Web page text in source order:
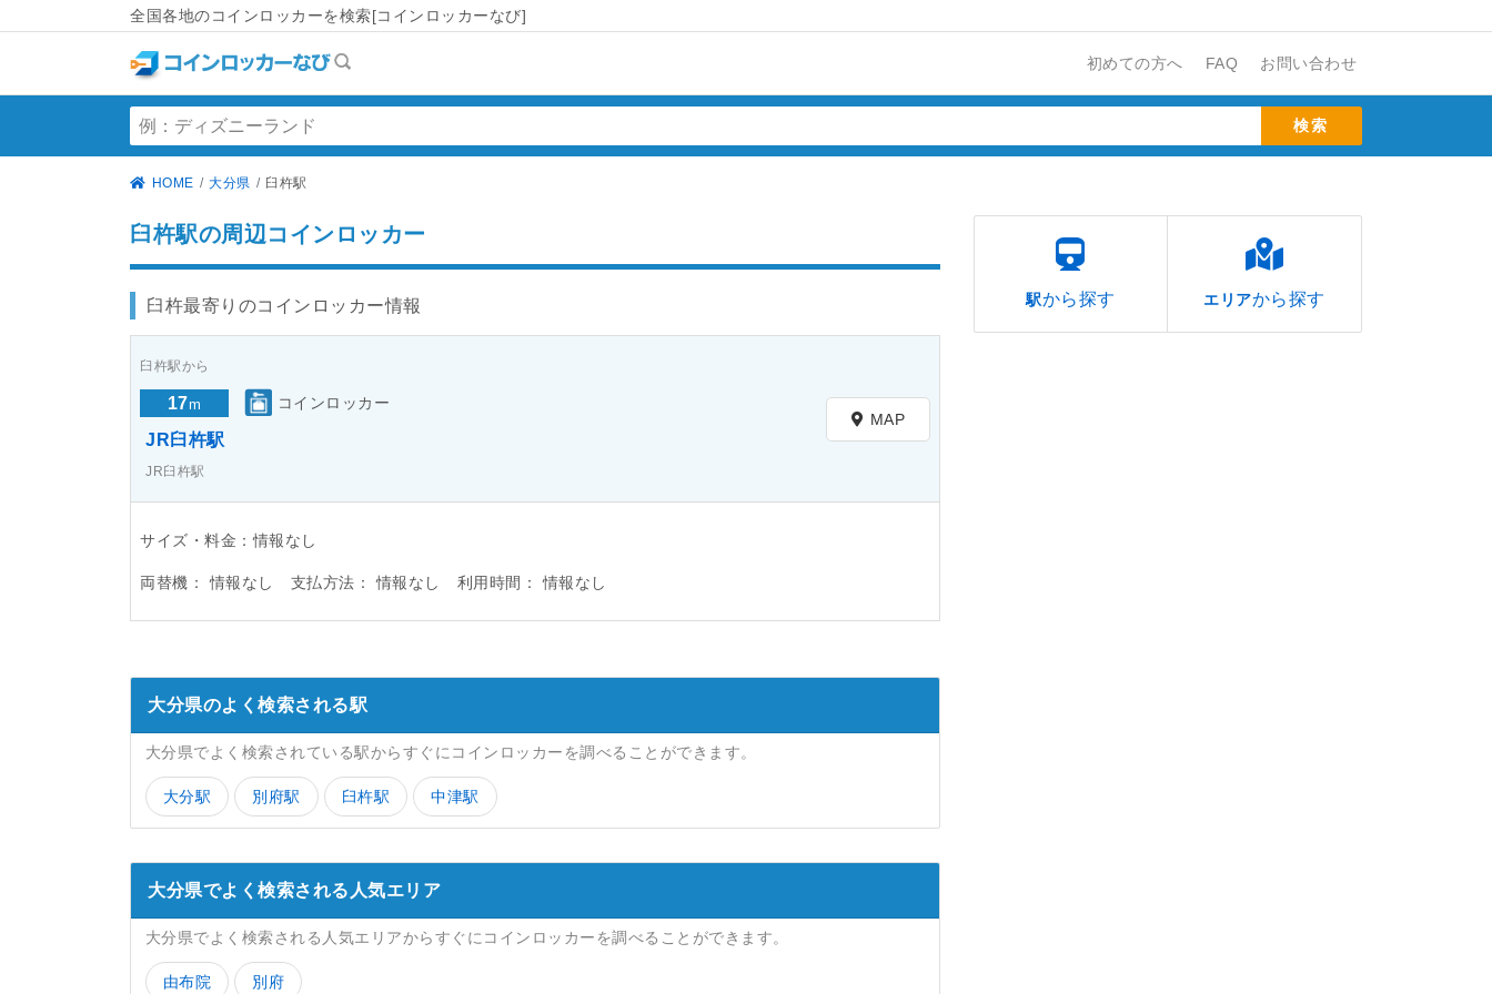
全国各地のコインロッカーを検索[コインロッカーなび]
初めての方へ FAQ お問い合わせ
HOME 大分県 臼杵駅
臼杵駅の周辺コインロッカー
臼杵最寄りのコインロッカー情報
臼杵駅から
17m コインロッカー
JR臼杵駅
JR臼杵駅
MAP
サイズ・料金：情報なし
両替機： 情報なし 支払方法： 情報なし 利用時間： 情報なし
大分県のよく検索される駅
大分県でよく検索されている駅からすぐにコインロッカーを調べることができます。
大分駅 別府駅 臼杵駅 中津駅
大分県でよく検索される人気エリア
大分県でよく検索される人気エリアからすぐにコインロッカーを調べることができます。
由布院 別府
駅から探す エリアから探す